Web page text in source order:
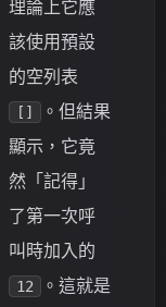
理論上它應
該使用預設
的空列表
[]
。但結果
顯示，它竟
然「記得」
了第一次呼
叫時加入的
12
。這就是